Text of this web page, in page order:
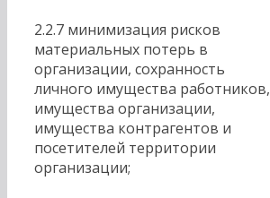
2.2.7 минимизация рисков
материальных потерь в
организации, сохранность
личного имущества работников,
имущества организации,
имущества контрагентов и
посетителей территории
организации;